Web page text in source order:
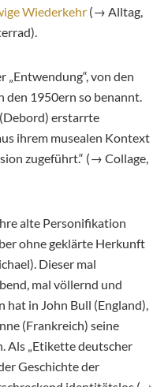
Wiederkehr (→ Alltag,
von den
den 1950ern so benannt.
erstarrte
ihrem musealen Kontext
zugeführt.“ (→ Collage,
alte Personifikation
ohne geklärte Herkunft
Dieser mal
mal völlernd und
hat in John Bull (England),
(Frankreich) seine
Als „Etikette deutscher
Geschichte der